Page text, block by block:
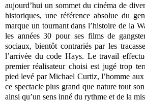
aujourd’hui un sommet du cinéma de
historiques, une référence absolue du
marque un tournant dans l’histoire de la
les années 30 pour ses films de
sociaux, bientôt contrariés par les
l’arrivée du code Hays. Le travail
premier réalisateur choisi est jugé trop
pied levé par Michael Curtiz, l’homme
ce spectacle plus grand que nature tout
ainsi qu’un sens inné du rythme et de la